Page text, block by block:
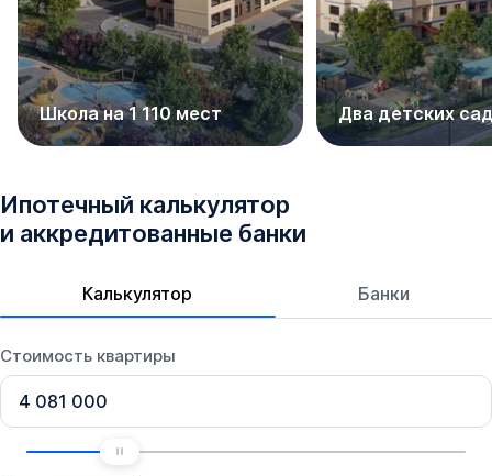
Школа на 1 110 мест Два детских
Ипотечный калькулятор
и аккредитованные банки
Калькулятор Банки
Стоимость квартиры